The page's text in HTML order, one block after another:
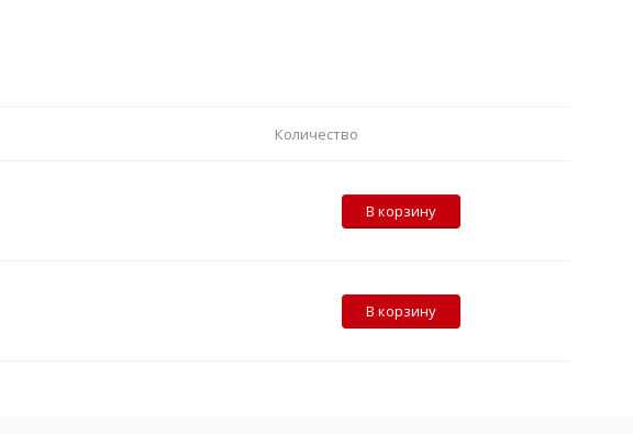
Количество
В корзину
В корзину